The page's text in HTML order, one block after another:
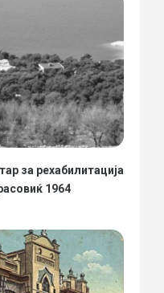
за рехабилитација
1964